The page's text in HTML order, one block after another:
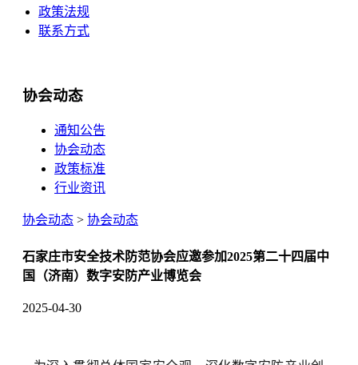
政策法规
联系方式
协会动态
通知公告
协会动态
政策标准
行业资讯
协会动态 > 协会动态
石家庄市安全技术防范协会应邀参加2025第二十四届中
国（济南）数字安防产业博览会
2025-04-30